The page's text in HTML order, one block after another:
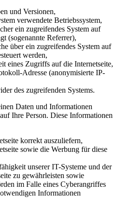
und Versionen,
verwendete Betriebssystem,
ein zugreifendes System auf
(sogenannte Referrer),
über ein zugreifendes System auf
werden,
eines Zugriffs auf die Internetseite,
Adresse (anonymisierte IP-
des zugreifenden Systems.
Daten und Informationen
Ihre Person. Diese Informationen
korrekt auszuliefern,
sowie die Werbung für diese
unserer IT-Systeme und der
zu gewährleisten sowie
im Falle eines Cyberangriffes
Informationen